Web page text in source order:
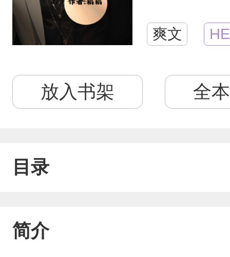
爽文 HE
放入书架 全
目录
简介